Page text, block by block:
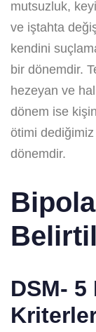
mutsuzluk,
ve iştahta
kendini
bir dönemdir.
hezeyan ve
dönem ise
ötimi
dönemdir.
DSM-